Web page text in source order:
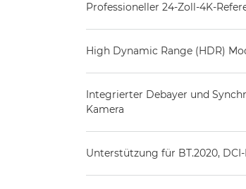
Professioneller 24-Zoll-4K-
High Dynamic Range (HDR)
Integrierter Debayer und
Kamera
Unterstützung für BT.2020, DCI-